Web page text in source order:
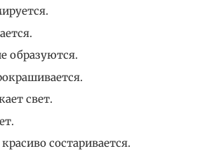
образуются.
свет.
состаривается.